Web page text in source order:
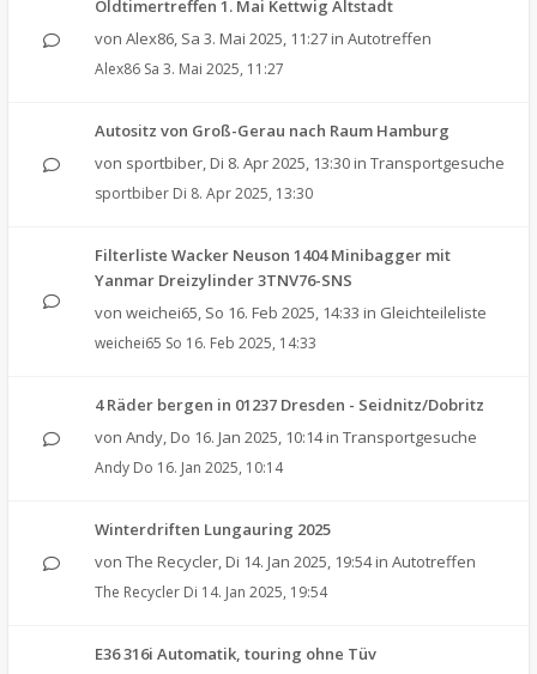
Oldtimertreffen 1. Mai Kettwig Altstadt
von Alex86, Sa 3. Mai 2025, 11:27 in Autotreffen
Alex86 Sa 3. Mai 2025, 11:27
Autositz von Groß-Gerau nach Raum Hamburg
von sportbiber, Di 8. Apr 2025, 13:30 in Transportgesuche
sportbiber Di 8. Apr 2025, 13:30
Filterliste Wacker Neuson 1404 Minibagger mit
Yanmar Dreizylinder 3TNV76-SNS
von weichei65, So 16. Feb 2025, 14:33 in Gleichteileliste
weichei65 So 16. Feb 2025, 14:33
4 Räder bergen in 01237 Dresden - Seidnitz/Dobritz
von Andy, Do 16. Jan 2025, 10:14in Transportgesuche
Andy Do 16. Jan 2025, 10:14
Winterdriften Lungauring 2025
von The Recycler, Di 14. Jan 2025, 19:54in Autotreffen
The Recycler Di 14. Jan 2025, 19:54
E36 316i Automatik, touring ohne Tüv